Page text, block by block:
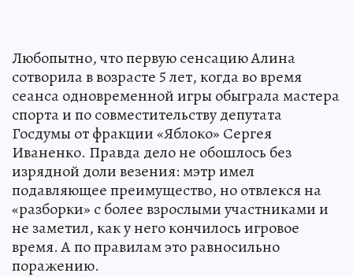
Любопытно, что первую сенсацию Алина
сотворила в возрасте 5 лет, когда во время
сеанса одновременной игры обыграла мастера
спорта и по совместительству депутата
Госдумы от фракции «Яблоко» Сергея
Иваненко. Правда дело не обошлось без
изрядной доли везения: мэтр имел
подавляющее преимущество, но отвлекся на
«разборки» с более взрослыми участниками и
не заметил, как у него кончилось игровое
время. А по правилам это равносильно
поражению.